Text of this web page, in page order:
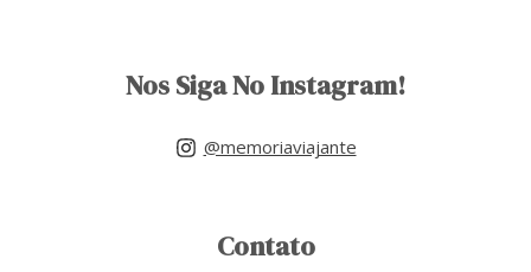
Nos Siga No Instagram!
@memoriaviajante
Contato